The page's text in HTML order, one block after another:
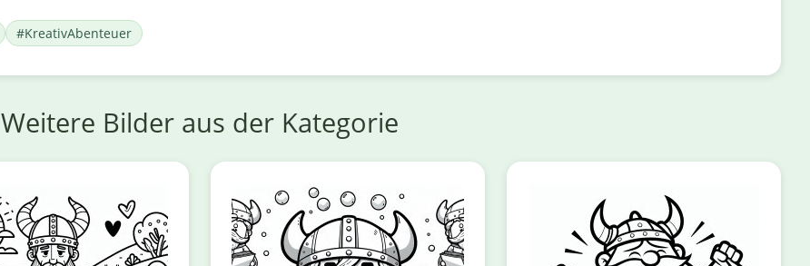
#KreativAbenteuer
Weitere Bilder aus der Kategorie